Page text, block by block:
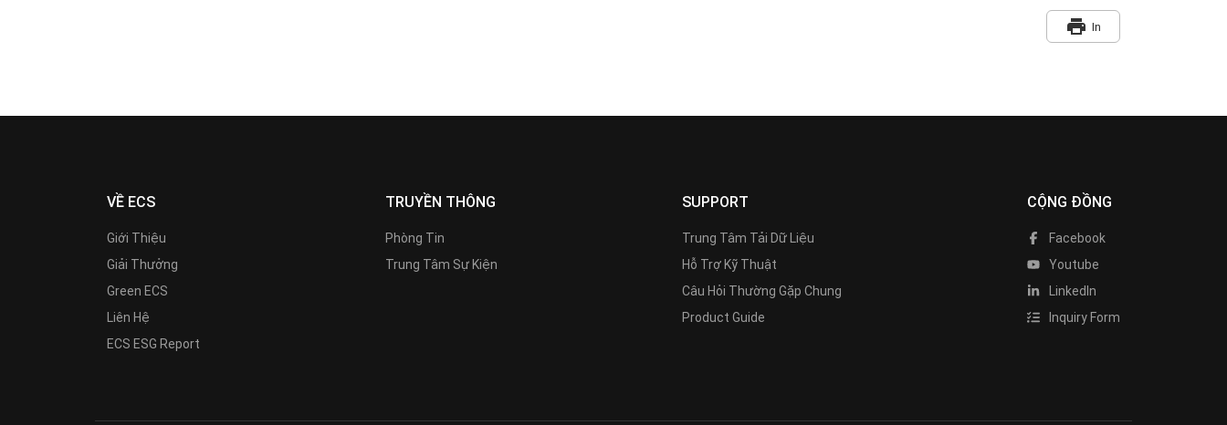
print In
VỀ ECS
Giới Thiệu
Giải Thưởng
Green ECS
Liên Hệ
ECS ESG Report
TRUYỀN THÔNG
Phòng Tin
Trung Tâm Sự Kiện
SUPPORT
Trung Tâm Tải Dữ Liệu
Hỗ Trợ Kỹ Thuật
Câu Hỏi Thường Gặp Chung
Product Guide
CỘNG ĐỒNG
Facebook
Youtube
LinkedIn
Inquiry Form